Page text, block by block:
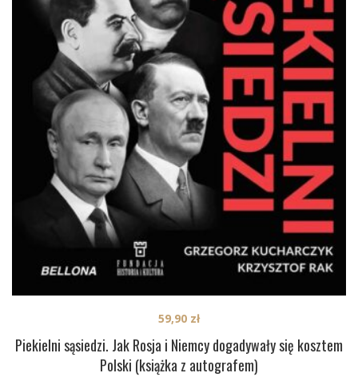
Piekielni sąsiedzi. Jak Rosja i Niemcy dogadywały się kosztem
Polski (książka z autografem)
59,90 zł